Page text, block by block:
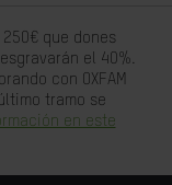
que dones
el 40%.
con OXFAM
tramo se
en este